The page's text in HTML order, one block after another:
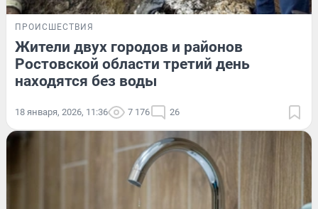
ПРОИСШЕСТВИЯ
Жители двух городов и районов
Ростовской области третий день
находятся без воды
18 января, 2026, 11:36 7 176 26